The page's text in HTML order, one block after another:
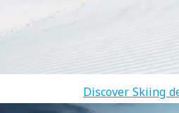
Discover Skiing